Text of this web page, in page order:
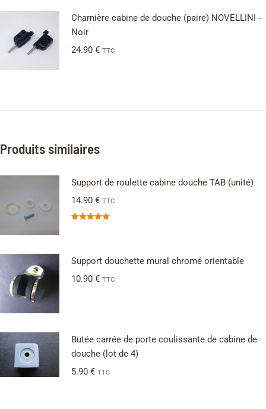
Charnière cabine de douche (paire) NOVELLINI -
Noir
24.90 € TTC
Produits similaires
Support de roulette cabine douche TAB (unité)
14.90 € TTC
Support douchette mural chromé orientable
10.90 € TTC
Butée carrée de porte coulissante de cabine de
douche (lot de 4)
5.90 € TTC